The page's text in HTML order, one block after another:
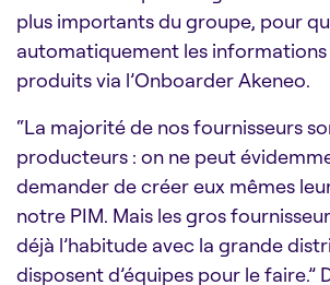
plus importants du groupe, pour
automatiquement les informations
produits via l’Onboarder Akeneo.
“La majorité de nos fournisseurs
producteurs : on ne peut
demander de créer eux mêmes
notre PIM. Mais les gros
déjà l’habitude avec la grande
disposent d’équipes pour le faire.”